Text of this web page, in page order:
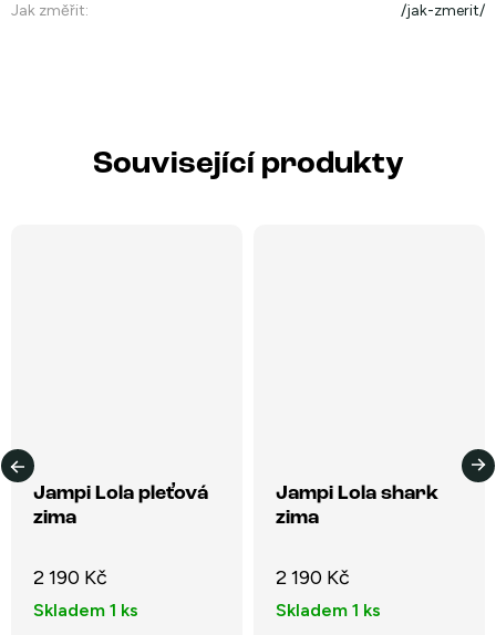
Jak změřit: /jak-zmerit/
Související produkty
Jampi Lola pleťová
zima
2 190 Kč
Skladem 1 ks
Jampi Lola shark
zima
2 190 Kč
Skladem 1 ks